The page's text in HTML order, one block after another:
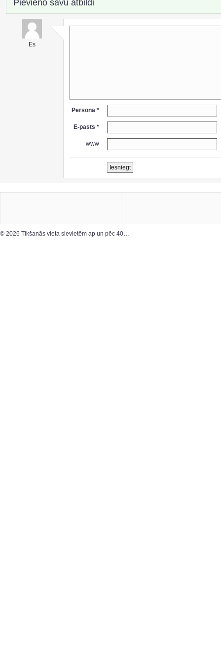
Pievieno savu atbildi
Es
Persona *
E-pasts *
www
© 2026 Tikšanās vieta sievietēm ap un pēc 40…